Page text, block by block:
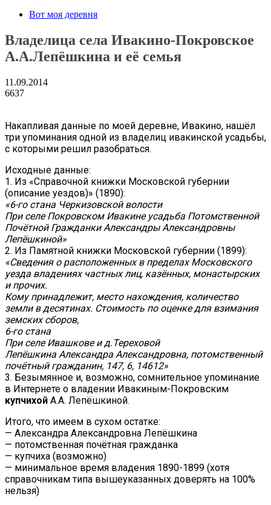
Вот моя деревня
Владелица села Ивакино-Покровское
А.А.Лепёшкина и её семья
11.09.2014
6637
Накапливая данные по моей деревне, Ивакино, нашёл
три упоминания одной из владелиц ивакинской усадьбы,
с которыми решил разобраться.
Исходные данные:
1. Из «Справочной книжки Московской губернии
(описание уездов)» (1890):
«6-го стана Черкизовской волости
При селе Покровском Ивакине усадьба Потомственной
Почётной Гражданки Александры Александровны
Лепёшкиной»
2. Из Памятной книжки Московской губернии (1899):
«Сведения о расположенных в пределах Московского
уезда владениях частных лиц, казённых, монастырских
и прочих.
Кому принадлежит, место нахождения, количество
земли в десятинах. Стоимость по оценке для взимания
земских сборов,
6-го стана
При селе Ивашкове и д.Тереховой
Лепёшкина Александра Александровна, потомственный
почётный гражданин, 147, 6, 14612»
3. Безымянное и, возможно, сомнительное упоминание
в Интернете о владении Ивакиным-Покровским
купчихой А.А. Лепёшкиной.
Итого, что имеем в сухом остатке:
— Александра Александровна Лепёшкина
— потомственная почётная гражданка
— купчиха (возможно)
— минимальное время владения 1890-1899 (хотя
справочникам типа вышеуказанных доверять на 100%
нельзя)